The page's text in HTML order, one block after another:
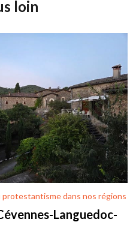
loin
dans nos régions
Languedoc-